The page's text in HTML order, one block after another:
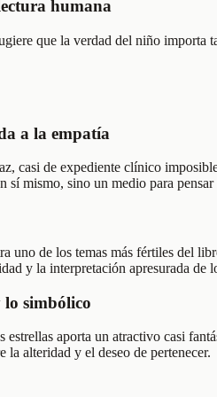
humana
que la verdad del niño
a la empatía
casi de expediente clínico
sí mismo, sino un medio para pensar
uno de los temas más fértiles del
y la interpretación apresurada de
simbólico
aporta un atractivo casi
alteridad y el deseo de pertenecer.